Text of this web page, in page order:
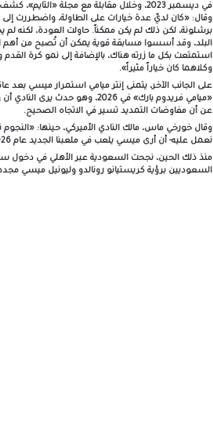
في ديسمبر 2023، وخلال مقابلة مع مجلة
وقال: «كان لديّ عدة خيارات على الطاولة، واضطررت إلى
برشلونة، لكن ذلك لم يكن ممكناً. حاولت العودة، لكنه
البلد، وقد أسسوا مسابقة قوية يمكن أن تُصبح من أهم
استمتعت بكل ما زرته هناك، بالإضافة إلى نمو كرة
وكلاهما كان خياراً مثيراً».
على الجانب الآخر، يتمنى إنتر ميامي استمرار ميسي بعد
عن أن مفاوضات التمديد تسير في الاتجاه الصحيح.
وقال خورخي ماس، مالك النادي الأميركي، حينها:
نعمل عليه- أن أرى ميسي يلعب في ملعبنا الجديد عام 2026».
منذ ذلك الحين، نجحت السعودية عبر الأهلي في دخول
السعوديين برؤية كريستيانو رونالدو وليونيل ميسي